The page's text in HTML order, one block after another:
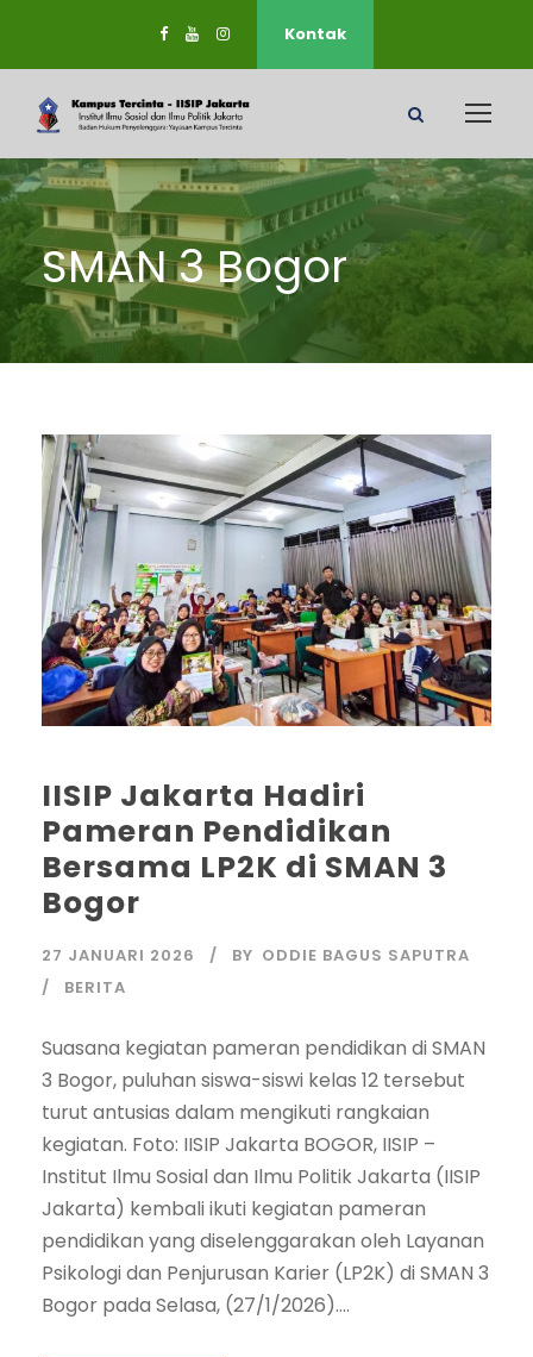
Kontak
SMAN 3 Bogor
IISIP Jakarta Hadiri
Pameran Pendidikan
Bersama LP2K di SMAN 3
Bogor
27 JANUARI 2026 BY ODDIE BAGUS SAPUTRA
BERITA
Suasana kegiatan pameran pendidikan di SMAN
3 Bogor, puluhan siswa-siswi kelas 12 tersebut
turut antusias dalam mengikuti rangkaian
kegiatan. Foto: IISIP Jakarta BOGOR, IISIP –
Institut Ilmu Sosial dan Ilmu Politik Jakarta (IISIP
Jakarta) kembali ikuti kegiatan pameran
pendidikan yang diselenggarakan oleh Layanan
Psikologi dan Penjurusan Karier (LP2K) di SMAN 3
Bogor pada Selasa, (27/1/2026)....